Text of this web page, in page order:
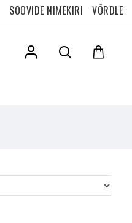
SOOVIDE NIMEKIRI VÕRDLE